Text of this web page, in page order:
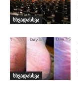
სხვადასხვა
სხვადასხვა